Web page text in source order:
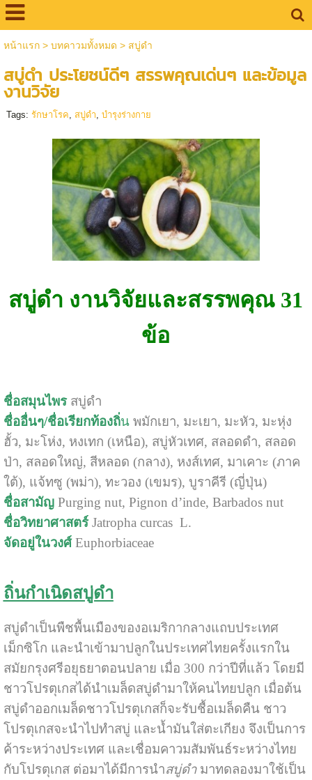
หน้าแรก> บทคาวมทั้งหมด > สบู่ดำ
สบู่ดำ ประโยชน์ดีๆ สรรพคุณเด่นๆ และข้อมูล
งานวิจัย
Tags: รักษาโรค, สบู่ดำ, บำรุงร่างกาย
สบู่ดำ งานวิจัยและสรรพคุณ 31
ข้อ
ชื่อสมุนไพร สบู่ดำ
ชื่ออื่นๆ/ชื่อเรียกท้องถิ่นพมักเยา, มะเยา, มะหัว, มะหุ่ง
ฮั้ว, มะโห่ง, หงเทก (เหนือ), สบู่หัวเทศ, สลอดดำ, สลอด
ป่า, สลอดใหญ่, สีหลอด (กลาง), หงส์เทศ, มาเคาะ (ภาค
ใต้), แจ้ทซู (พม่า), ทะวอง (เขมร), บูราคีรี (ญี่ปุ่น)
ชื่อสามัญPurging nut, Pignon d’inde, Barbados nut
ชื่อวิทยาศาสตร์Jatropha curcas L.
จัดอยู่ในวงศ์Euphorbiaceae
ถิ่นกำเนิดสบู่ดำ
สบู่ดำเป็นพืชพื้นเมืองของอเมริกากลางแถบประเทศ
เม็กซิโก และนำเข้ามาปลูกในประเทศไทยครั้งแรกใน
สมัยกรุงศรีอยุธยาตอนปลาย เมื่อ 300 กว่าปีที่แล้ว โดยมี
ชาวโปรตุเกสได้นำเมล็ดสบู่ดำมาให้คนไทยปลูก เมื่อต้น
สบู่ดำออกเมล็ดชาวโปรตุเกสก็จะรับชื้อเมล็ดคืน ชาว
โปรตุเกสจะนำไปทำสบู่ และน้ำมันใส่ตะเกียง จึงเป็นการ
ค้าระหว่างประเทศ และเชื่อมคาวมสัมพันธ์ระหว่างไทย
กับโปรตุเกส ต่อมาได้มีการนำสบู่ดำ มาทดลองมาใช้เป็น